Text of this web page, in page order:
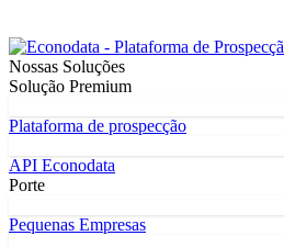
Nossas Soluções
Solução Premium
Plataforma de prospecção
API Econodata
Porte
Pequenas Empresas